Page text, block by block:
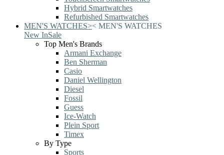
Hybrid Smartwatches
Refurbished Smartwatches
MEN'S WATCHES>< MEN'S WATCHES
New InSale
Top Men's Brands
Armani Exchange
Ben Sherman
Casio
Daniel Wellington
Diesel
Fossil
Guess
Ice-Watch
Plein Sport
Timex
By Type
Sports